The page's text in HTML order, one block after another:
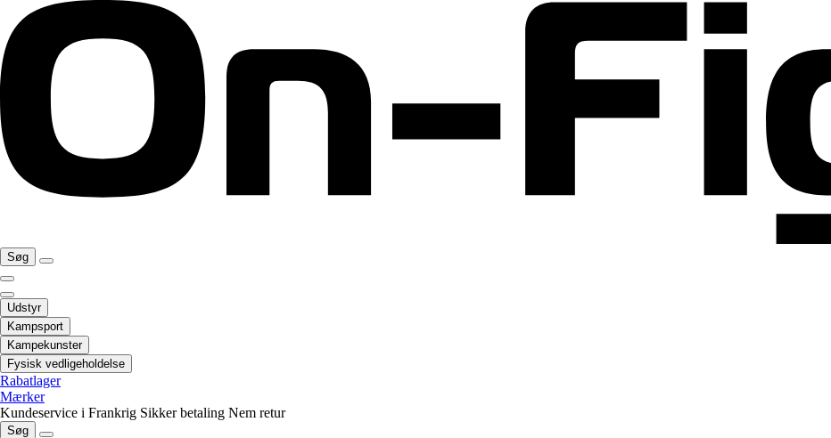
Søg
Udstyr
Kampsport
Kampekunster
Fysisk vedligeholdelse
Rabatlager
Mærker
Kundeservice i Frankrig Sikker betaling Nem retur
Søg